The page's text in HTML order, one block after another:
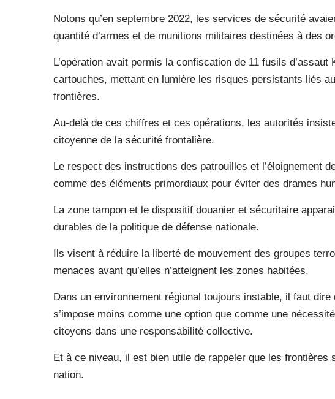
Notons qu’en septembre 2022, les services de sécurité
quantité d’armes et de munitions militaires destinées à des
L’opération avait permis la confiscation de 11 fusils
cartouches, mettant en lumière les risques persistants liés
frontières.
Au-delà de ces chiffres et ces opérations, les autorités
citoyenne de la sécurité frontalière.
Le respect des instructions des patrouilles et l’éloignement
comme des éléments primordiaux pour éviter des drames
La zone tampon et le dispositif douanier et sécuritaire
durables de la politique de défense nationale.
Ils visent à réduire la liberté de mouvement des groupes
menaces avant qu’elles n’atteignent les zones habitées.
Dans un environnement régional toujours instable, il faut
s’impose moins comme une option que comme une
citoyens dans une responsabilité collective.
Et à ce niveau, il est bien utile de rappeler que les frontières
nation.